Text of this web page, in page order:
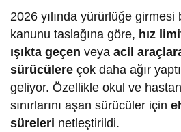
2026 yılında yürürlüğe
kanunu taslağına göre, hız
ışıkta geçen veyaacil
sürücülere çok daha ağır
geliyor. Özellikle okul ve
sınırlarını aşan sürücüler için
süreleri netleştirildi.